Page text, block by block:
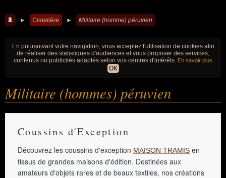
► Cimetière ► Militaire (homme) péruvien
En poursuivant votre navigation, vous acceptez l'utilisation de cookies afin
de réaliser des statistiques d'audiences et vous proposer des services,
contenus ou publicités adaptés selon vos centres d'intérêts. En savoir plus
OK
Militaire (hommes) péruvien
Coussins d'Exception
Découvrez les coussins d'exception MAISON TRAMIS en
tissus de grandes maisons d'édition. Destinées aux
amateurs d'objets rares et de beaux textiles, nos créations